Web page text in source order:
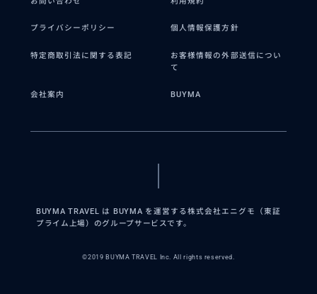
プライバシーポリシー 個人情報保護方針
特定商取引法に関する表記
お客様情報の外部送信につい
て
会社案内 BUYMA
BUYMA TRAVEL は BUYMA を運営する株式会社エニグモ（東証
プライム上場）のグループサービスです。
©2019 BUYMA TRAVEL Inc. All rights reserved.